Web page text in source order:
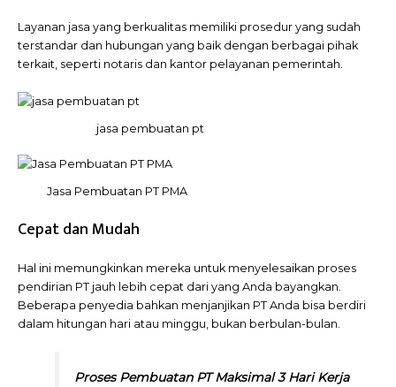
Layanan jasa yang berkualitas memiliki prosedur yang sudah
terstandar dan hubungan yang baik dengan berbagai pihak
terkait, seperti notaris dan kantor pelayanan pemerintah.
jasa pembuatan pt
Jasa Pembuatan PT PMA
Cepat dan Mudah
Hal ini memungkinkan mereka untuk menyelesaikan proses
pendirian PT jauh lebih cepat dari yang Anda bayangkan.
Beberapa penyedia bahkan menjanjikan PT Anda bisa berdiri
dalam hitungan hari atau minggu, bukan berbulan-bulan.
Proses Pembuatan PT Maksimal 3 Hari Kerja